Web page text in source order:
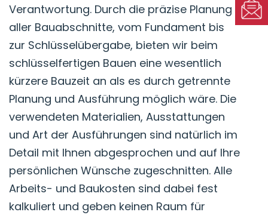
Verantwortung. Durch die präzise Planung
aller Bauabschnitte, vom Fundament bis
zur Schlüsselübergabe, bieten wir beim
schlüsselfertigen Bauen eine wesentlich
kürzere Bauzeit an als es durch getrennte
Planung und Ausführung möglich wäre. Die
verwendeten Materialien, Ausstattungen
und Art der Ausführungen sind natürlich im
Detail mit Ihnen abgesprochen und auf Ihre
persönlichen Wünsche zugeschnitten. Alle
Arbeits- und Baukosten sind dabei fest
kalkuliert und geben keinen Raum für